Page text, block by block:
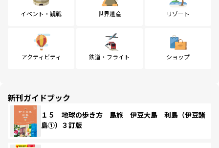
イベント・観戦 世界遺産 リゾート
アクティビティ 鉄道・フライト ショップ
新刊ガイドブック
１５ 地球の歩き方 島旅 伊豆大島 利島（伊豆諸
島①）３訂版